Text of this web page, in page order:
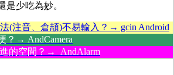
是少吃為妙。
(注音、倉頡)不易輸入？→ gcin Android
？→ AndCamera
的空間？→ AndAlarm